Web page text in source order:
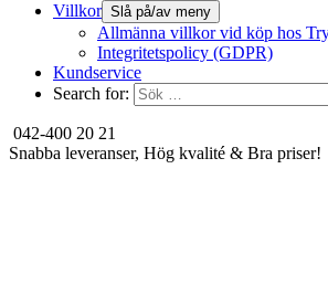
Villkor Slå på/av meny
Allmänna villkor vid köp hos
Integritetspolicy (GDPR)
Kundservice
Search for:
042-400 20 21
Snabba leveranser, Hög kvalité & Bra priser!